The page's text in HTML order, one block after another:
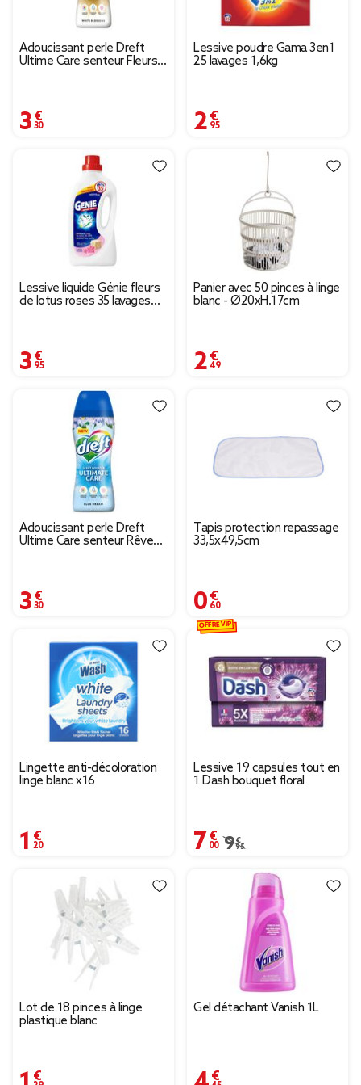
Adoucissant perle Dreft
Ultime Care senteur Fleurs
3,30 €
Lessive poudre Gama 3en1
25 lavages 1,6kg
2,95 €
Lessive liquide Génie fleurs
de lotus roses 35 lavages
3,95 €
Panier avec 50 pinces à linge
blanc - Ø20xH.17cm
2,49 €
Adoucissant perle Dreft
Ultime Care senteur Rêve
3,30 €
Tapis protection repassage
33,5x49,5cm
0,60 €
Lingette anti-décoloration
linge blanc x16
1,20 €
Lessive 19 capsules tout en
1 Dash bouquet floral
7,00 €
Prix remisé de 9,95 € à
9,95 €
OFFRE VIP
Lot de 18 pinces à linge
plastique blanc
1,29 €
Gel détachant Vanish 1L
4,45 €